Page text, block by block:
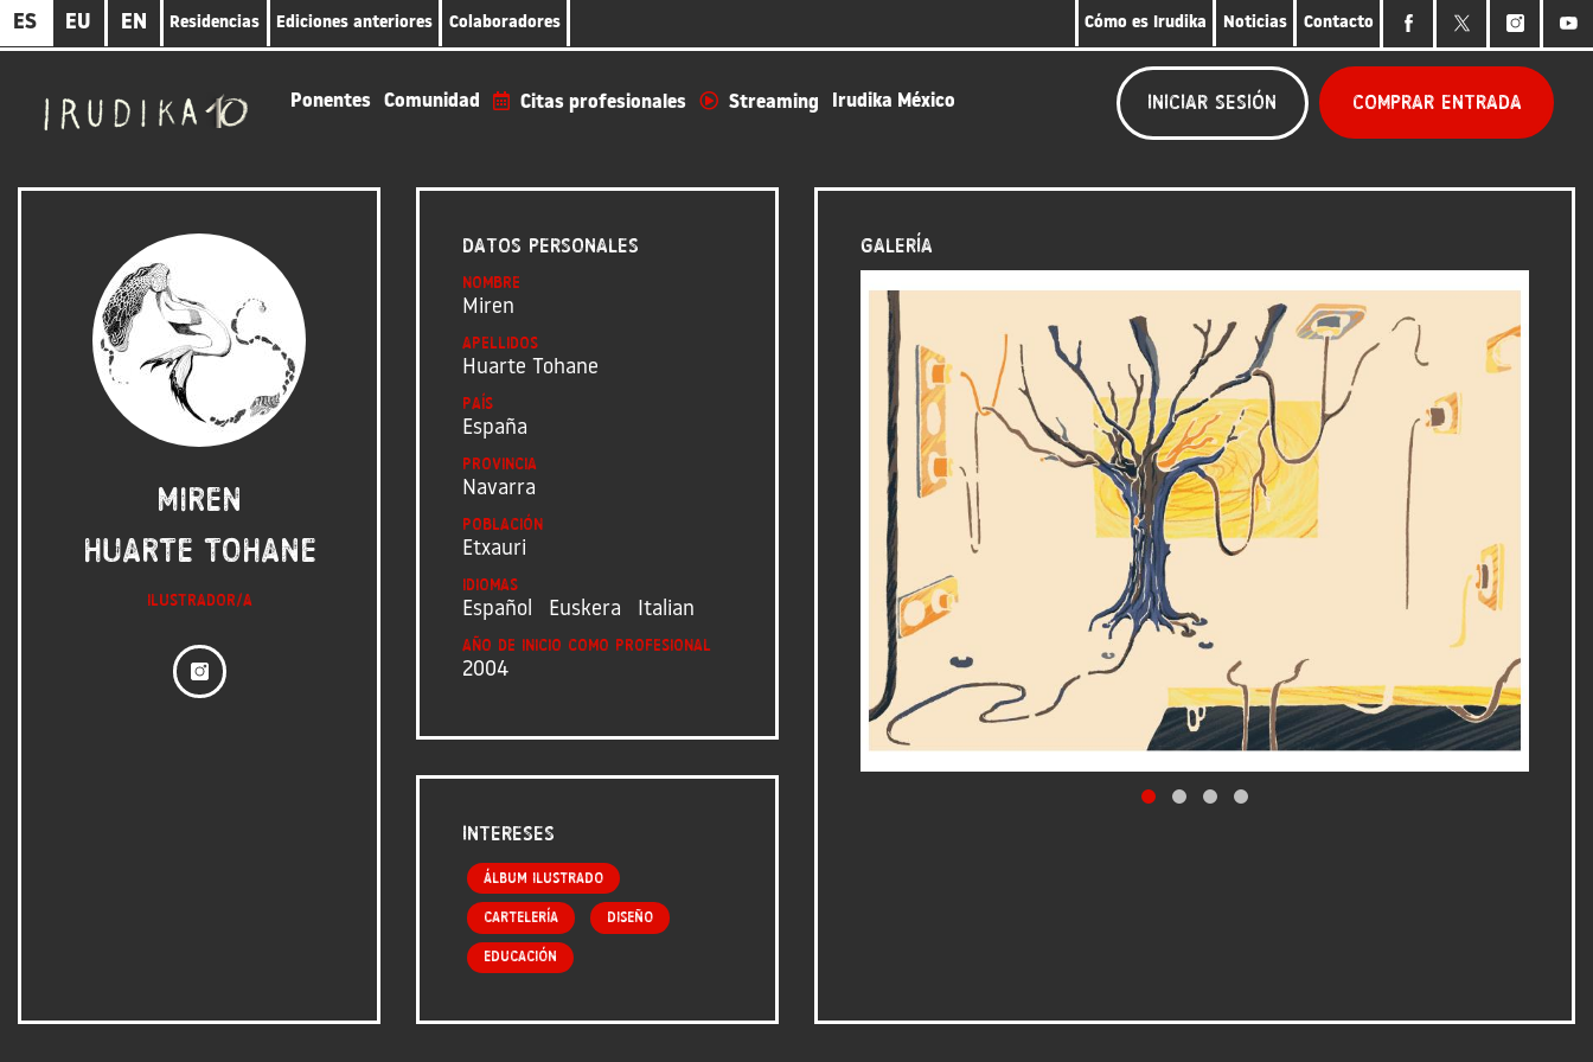
Pasar
ES EU EN Residencias Ediciones anteriores Colaboradores Cómo es Irudika Noticias Contacto
Ponentes Comunidad Citas profesionales Streaming Irudika México Iniciar sesión Comprar entrada
Miren
Huarte Tohane
Ilustrador/a
Datos personales
Nombre
Miren
Apellidos
Huarte Tohane
País
España
Provincia
Navarra
Población
Etxauri
Idiomas
Español Euskera Italian
Año de inicio como profesional
2004
Intereses
Álbum ilustrado
Cartelería Diseño
Educación
Galería